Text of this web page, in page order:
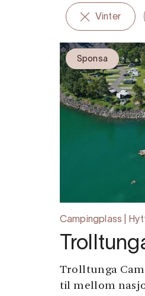
Vinter
Sponsa
Campingplass |
Trolltunga
til mellom